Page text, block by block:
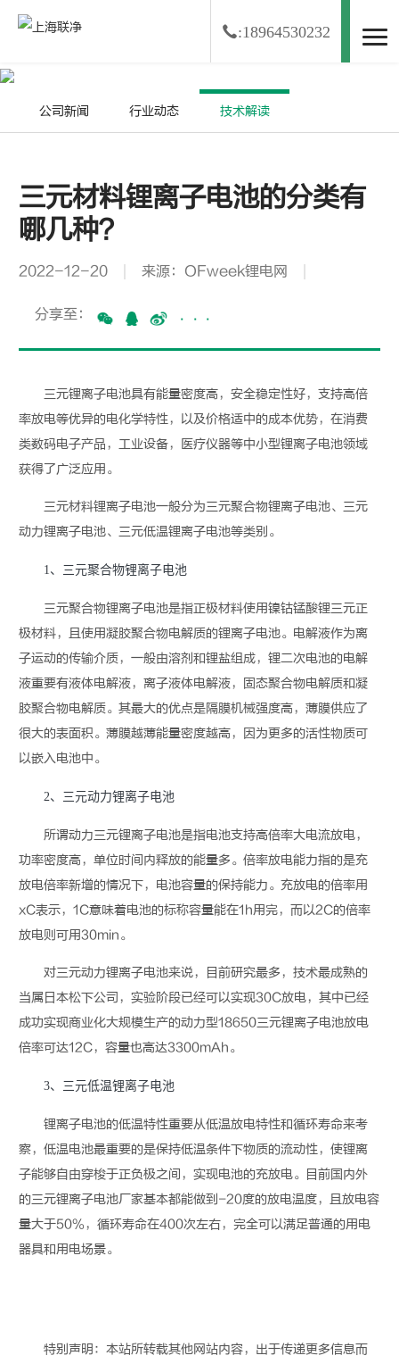
:18964530232
公司新闻 行业动态 技术解读
三元材料锂离子电池的分类有
哪几种？
2022-12-20 来源：OFweek锂电网
分享至： ···
三元锂离子电池具有能量密度高，安全稳定性好，支持高倍
率放电等优异的电化学特性，以及价格适中的成本优势，在消费
类数码电子产品，工业设备，医疗仪器等中小型锂离子电池领域
获得了广泛应用。
三元材料锂离子电池一般分为三元聚合物锂离子电池、三元
动力锂离子电池、三元低温锂离子电池等类别。
1、三元聚合物锂离子电池
三元聚合物锂离子电池是指正极材料使用镍钴锰酸锂三元正
极材料，且使用凝胶聚合物电解质的锂离子电池。电解液作为离
子运动的传输介质，一般由溶剂和锂盐组成，锂二次电池的电解
液重要有液体电解液，离子液体电解液，固态聚合物电解质和凝
胶聚合物电解质。其最大的优点是隔膜机械强度高，薄膜供应了
很大的表面积。薄膜越薄能量密度越高，因为更多的活性物质可
以嵌入电池中。
2、三元动力锂离子电池
所谓动力三元锂离子电池是指电池支持高倍率大电流放电，
功率密度高，单位时间内释放的能量多。倍率放电能力指的是充
放电倍率新增的情况下，电池容量的保持能力。充放电的倍率用
xC表示，1C意味着电池的标称容量能在1h用完，而以2C的倍率
放电则可用30min。
对三元动力锂离子电池来说，目前研究最多，技术最成熟的
当属日本松下公司，实验阶段已经可以实现30C放电，其中已经
成功实现商业化大规模生产的动力型18650三元锂离子电池放电
倍率可达12C，容量也高达3300mAh。
3、三元低温锂离子电池
锂离子电池的低温特性重要从低温放电特性和循环寿命来考
察，低温电池最重要的是保持低温条件下物质的流动性，使锂离
子能够自由穿梭于正负极之间，实现电池的充放电。目前国内外
的三元锂离子电池厂家基本都能做到-20度的放电温度，且放电容
量大于50%，循环寿命在400次左右，完全可以满足普通的用电
器具和用电场景。
特别声明：本站所转载其他网站内容，出于传递更多信息而